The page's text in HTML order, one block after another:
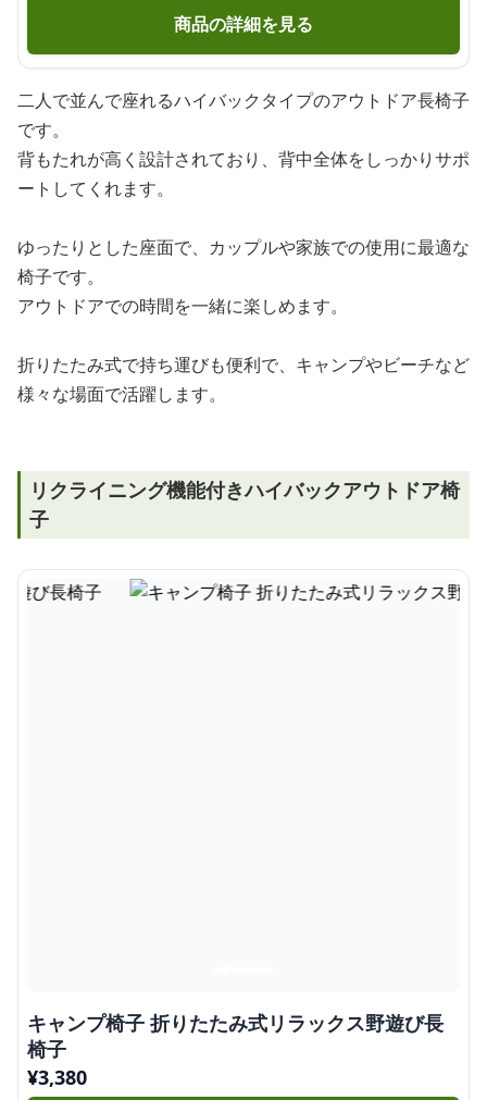
商品の詳細を見る
二人で並んで座れるハイバックタイプのアウトドア長椅子
です。
背もたれが高く設計されており、背中全体をしっかりサポ
ートしてくれます。
ゆったりとした座面で、カップルや家族での使用に最適な
椅子です。
アウトドアでの時間を一緒に楽しめます。
折りたたみ式で持ち運びも便利で、キャンプやビーチなど
様々な場面で活躍します。
リクライニング機能付きハイバックアウトドア椅
子
キャンプ椅子 折りたたみ式リラックス野遊び長
椅子
¥3,380